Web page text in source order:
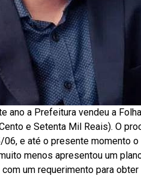
ano a Prefeitura vendeu a
e Setenta Mil Reais). O
e até o presente momento
menos apresentou um
um requerimento para